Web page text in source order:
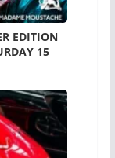
EDITION
15